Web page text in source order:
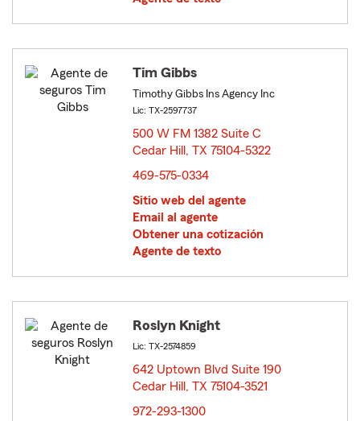
Tim Gibbs
Timothy Gibbs Ins Agency Inc
Lic: TX-2597737
500 W FM 1382 Suite C
Cedar Hill, TX 75104-5322
469-575-0334
Sitio web del agente
Email al agente
Obtener una cotización
Agente de texto
Roslyn Knight
Lic: TX-2574859
642 Uptown Blvd Suite 190
Cedar Hill, TX 75104-3521
972-293-1300